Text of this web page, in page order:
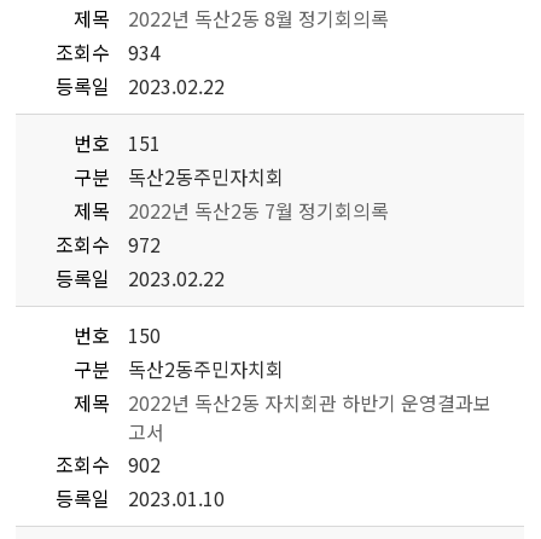
제목
2022년 독산2동 8월 정기회의록
조회수
934
등록일
2023.02.22
번호
151
구분
독산2동주민자치회
제목
2022년 독산2동 7월 정기회의록
조회수
972
등록일
2023.02.22
번호
150
구분
독산2동주민자치회
제목
2022년 독산2동 자치회관 하반기 운영결과보
고서
조회수
902
등록일
2023.01.10